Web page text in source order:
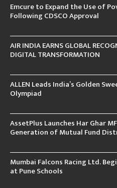
Emcure to Expand the Use of
Following CDSCO Approval
AIR INDIA EARNS GLOBAL
DIGITAL TRANSFORMATION
ALLEN Leads India’s Golden
Olympiad
AssetPlus Launches Har Ghar
Generation of Mutual Fund
Mumbai Falcons Racing Ltd.
at Pune Schools